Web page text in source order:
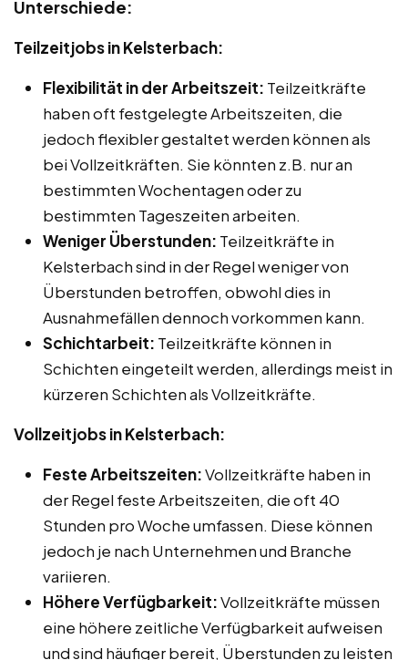
Unterschiede:
Teilzeitjobs in Kelsterbach:
Flexibilität in der Arbeitszeit: Teilzeitkräfte
haben oft festgelegte Arbeitszeiten, die
jedoch flexibler gestaltet werden können als
bei Vollzeitkräften. Sie könnten z.B. nur an
bestimmten Wochentagen oder zu
bestimmten Tageszeiten arbeiten.
Weniger Überstunden: Teilzeitkräfte in
Kelsterbach sind in der Regel weniger von
Überstunden betroffen, obwohl dies in
Ausnahmefällen dennoch vorkommen kann.
Schichtarbeit: Teilzeitkräfte können in
Schichten eingeteilt werden, allerdings meist in
kürzeren Schichten als Vollzeitkräfte.
Vollzeitjobs in Kelsterbach:
Feste Arbeitszeiten:Vollzeitkräfte haben in
der Regel feste Arbeitszeiten, die oft 40
Stunden pro Woche umfassen. Diese können
jedoch je nach Unternehmen und Branche
variieren.
Höhere Verfügbarkeit:Vollzeitkräfte müssen
eine höhere zeitliche Verfügbarkeit aufweisen
und sind häufiger bereit, Überstunden zu leisten